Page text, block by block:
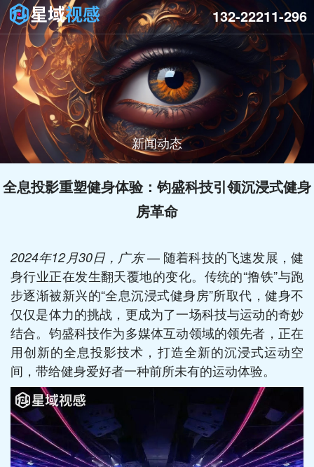
新闻动态
132-22211-296
全息投影重塑健身体验：钧盛科技引领沉浸式健身
房革命
2024年12月30日，广东— 随着科技的飞速发展，健
身行业正在发生翻天覆地的变化。传统的“撸铁”与跑
步逐渐被新兴的“全息沉浸式健身房”所取代，健身不
仅仅是体力的挑战，更成为了一场科技与运动的奇妙
结合。钧盛科技作为多媒体互动领域的领先者，正在
用创新的全息投影技术，打造全新的沉浸式运动空
间，带给健身爱好者一种前所未有的运动体验。